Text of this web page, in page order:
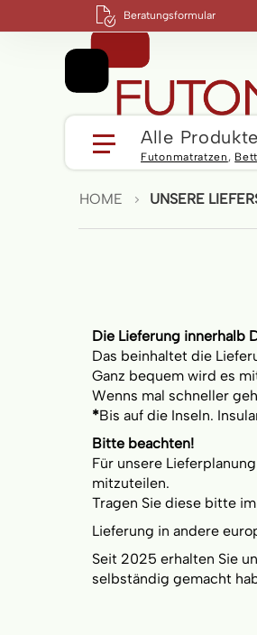
Beratungsformular
Alle Produkte
Futonmatratzen ,
HOME UNSERE
Die Lieferung innerhalb
Das beinhaltet die
Ganz bequem wird es
Wenns mal schneller
*Bis auf die Inseln.
Bitte beachten!
Für unsere
mitzuteilen.
Tragen Sie diese bitte
Lieferung in andere
Seit 2025 erhalten Sie
selbständig gemacht